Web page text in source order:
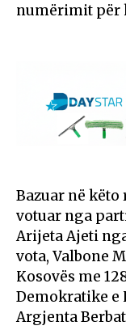
numërimit për
Bazuar në këto
votuar nga
Arijeta Ajeti
vota, Valbone
Kosovës me
Demokratike e
Argjenta